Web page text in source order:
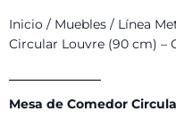
Inicio / Muebles / Línea
Circular Louvre (90 cm) –
Mesa de Comedor